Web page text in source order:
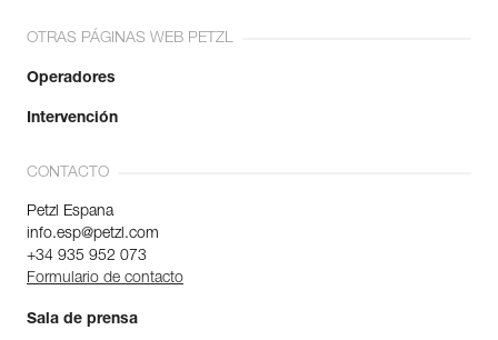
OTRAS PÁGINAS WEB PETZL
Operadores
Intervención
CONTACTO
Petzl Espana
info.esp@petzl.com
+34 935 952 073
Formulario de contacto
Sala de prensa